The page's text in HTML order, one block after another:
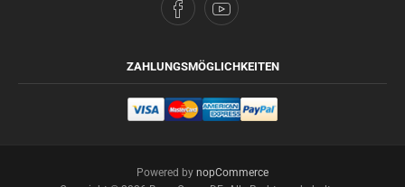
ZAHLUNGSMÖGLICHKEITEN
Powered by nopCommerce